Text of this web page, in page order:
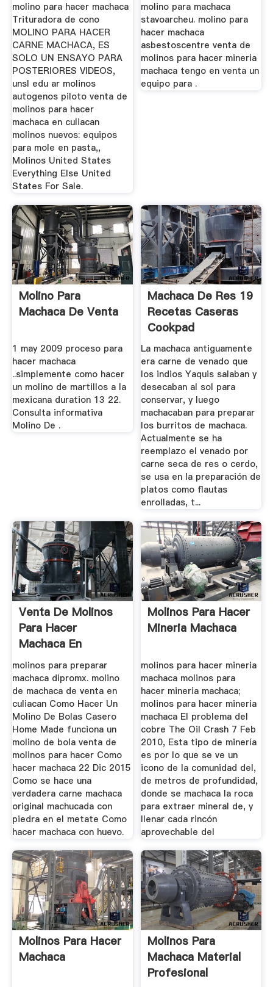
molino para hacer machaca
Trituradora de cono
MOLINO PARA HACER
CARNE MACHACA, ES
SOLO UN ENSAYO PARA
POSTERIORES VIDEOS,
unsl edu ar molinos
autogenos piloto venta de
molinos para hacer
machaca en culiacan
molinos nuevos: equipos
para mole en pasta,,
Molinos United States
Everything Else United
States For Sale.
molino para machaca
stavoarcheu. molino para
hacer machaca
asbestoscentre venta de
molinos para hacer mineria
machaca tengo en venta un
equipo para .
Molino Para
Machaca De Venta
1 may 2009 proceso para
hacer machaca
..simplemente como hacer
un molino de martillos a la
mexicana duration 13 22.
Consulta informativa
Molino De .
Machaca De Res 19
Recetas Caseras
Cookpad
La machaca antiguamente
era carne de venado que
los indios Yaquis salaban y
desecaban al sol para
conservar, y luego
machacaban para preparar
los burritos de machaca.
Actualmente se ha
reemplazo el venado por
carne seca de res o cerdo,
se usa en la preparación de
platos como flautas
enrolladas, t...
Venta De Molinos
Para Hacer
Machaca En
Culiacan
molinos para preparar
machaca dipromx. molino
de machaca de venta en
culiacan Como Hacer Un
Molino De Bolas Casero
Home Made funciona un
molino de bola venta de
molinos para hacer Como
hacer machaca 22 Dic 2015
Como se hace una
verdadera carne machaca
original machucada con
piedra en el metate Como
hacer machaca con huevo.
Molinos Para Hacer
Mineria Machaca
molinos para hacer mineria
machaca molinos para
hacer mineria machaca;
molinos para hacer mineria
machaca El problema del
cobre The Oil Crash 7 Feb
2010, Esta tipo de minería
es por lo que se ve un
icono de la comunidad del,
de metros de profundidad,
donde se machaca la roca
para extraer mineral de, y
llenar cada rincón
aprovechable del
Molinos Para Hacer
Machaca
Molinos Para
Machaca Material
Profesional